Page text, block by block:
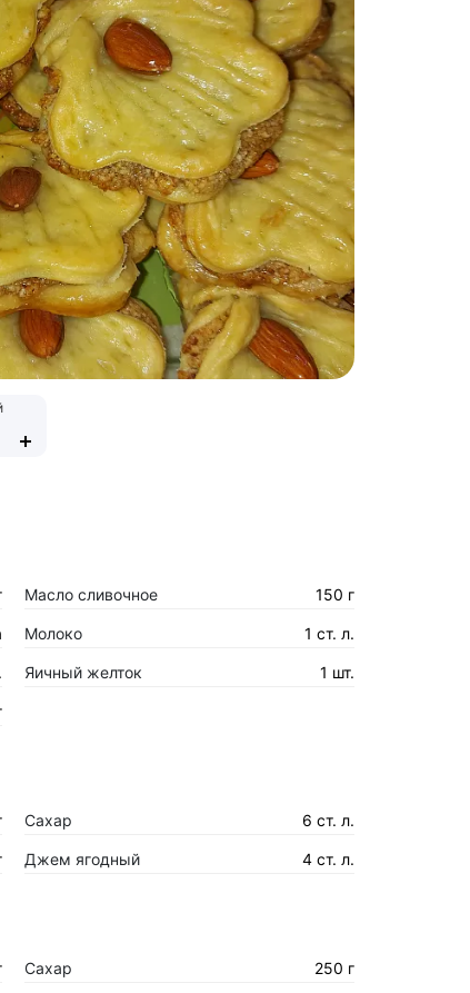
Масло сливочное 150 г
Молоко 1 ст. л.
Яичный желток 1 шт.
Сахар 6 ст. л.
Джем ягодный 4 ст. л.
Сахар 250 г